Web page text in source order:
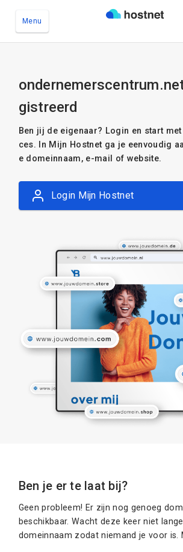
Menu
gistreerd
Ben jij de eigenaar? Login en start
ces. In Mijn Hostnet ga je eenvoudig
e domeinnaam, e-mail of website.
Login Mijn Hostnet
Ben je er te laat bij?
Geen probleem! Er zijn nog genoeg
beschikbaar. Wacht deze keer niet
domeinnaam zodat niemand je voor is.